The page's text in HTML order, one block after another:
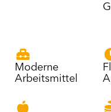
Moderne
Arbeitsmittel